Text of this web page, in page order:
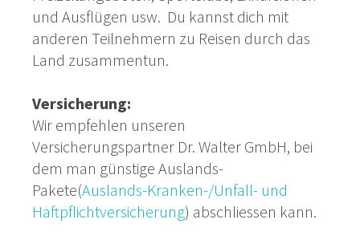
und Ausflügen usw. Du kannst dich mit
anderen Teilnehmern zu Reisen durch das
Land zusammentun.
Versicherung:
Wir empfehlen unseren
Versicherungspartner Dr. Walter GmbH, bei
dem man günstige Auslands-
Pakete(Auslands-Kranken-/Unfall- und
Haftpflichtversicherung) abschliessen kann.